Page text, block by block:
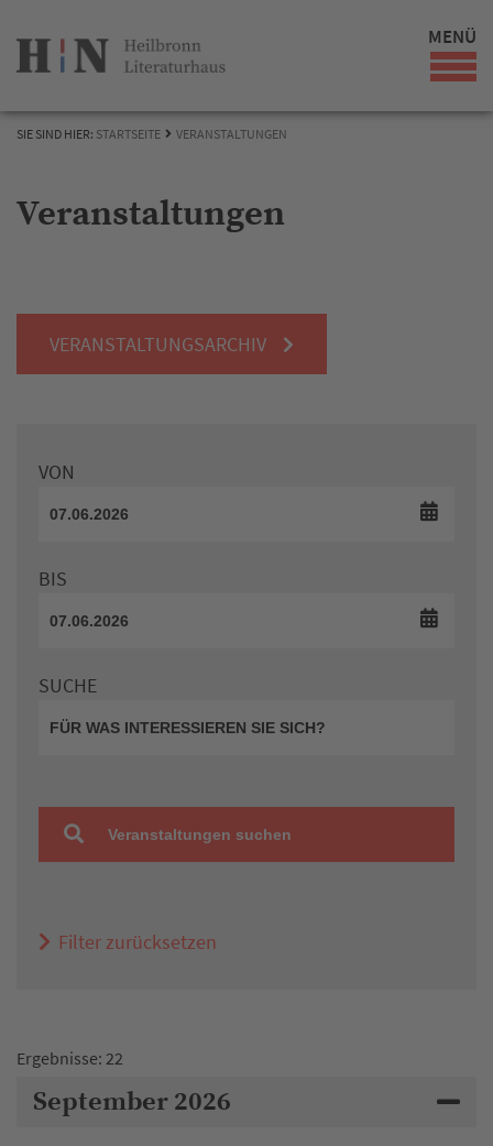
MENÜ
SIE SIND HIER: STARTSEITE VERANSTALTUNGEN
Veranstaltungen
VERANSTALTUNGSARCHIV
VON
BIS
SUCHE
Veranstaltungen suchen
Filter zurücksetzen
Ergebnisse: 22
September 2026